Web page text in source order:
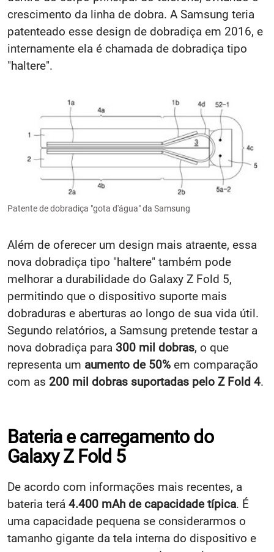
crescimento da linha de dobra. A Samsung teria
patenteado esse design de dobradiça em 2016, e
internamente ela é chamada de dobradiça tipo
"haltere".
Patente de dobradiça "gota d'água" da Samsung
Além de oferecer um design mais atraente, essa
nova dobradiça tipo "haltere" também pode
melhorar a durabilidade do Galaxy Z Fold 5,
permitindo que o dispositivo suporte mais
dobraduras e aberturas ao longo de sua vida útil.
Segundo relatórios, a Samsung pretende testar a
nova dobradiça para 300 mil dobras, o que
representa um aumento de 50% em comparação
com as 200 mil dobras suportadas pelo Z Fold 4.
Bateria e carregamento do
Galaxy Z Fold 5
De acordo com informações mais recentes, a
bateria terá 4.400 mAh de capacidade típica. É
uma capacidade pequena se considerarmos o
tamanho gigante da tela interna do dispositivo e